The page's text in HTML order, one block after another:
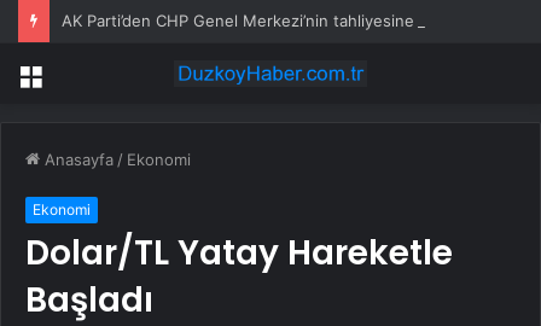
Menü
Anasayfa / Ekonomi
Ekonomi
Dolar/TL Yatay Hareketle
Başladı